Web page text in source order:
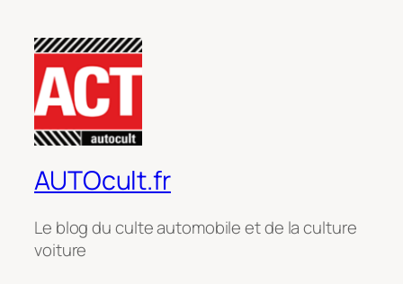
AUTOcult.fr
Le blog du culte automobile et de la culture
voiture